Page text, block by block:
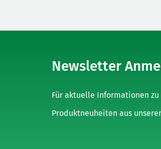
Newsletter
Für aktuelle Informationen zu
Produktneuheiten aus